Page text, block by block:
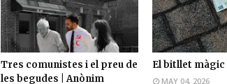
Tres comunistes i el preu de
les begudes | Anònim
El bitllet màgic
MAY 04, 2026